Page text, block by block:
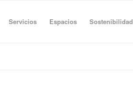
Servicios Espacios Sostenibilidad